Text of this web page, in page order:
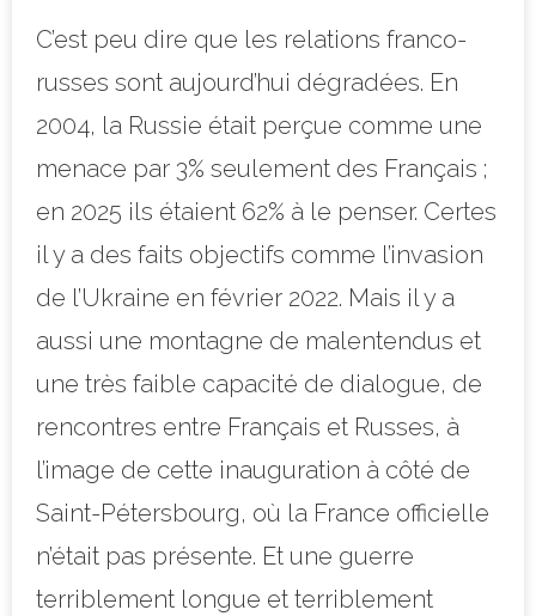
C’est peu dire que les relations franco-
russes sont aujourd’hui dégradées. En
2004, la Russie était perçue comme une
menace par 3% seulement des Français ;
en 2025 ils étaient 62% à le penser. Certes
il y a des faits objectifs comme l’invasion
de l’Ukraine en février 2022. Mais il y a
aussi une montagne de malentendus et
une très faible capacité de dialogue, de
rencontres entre Français et Russes, à
l’image de cette inauguration à côté de
Saint-Pétersbourg, où la France officielle
n’était pas présente. Et une guerre
terriblement longue et terriblement